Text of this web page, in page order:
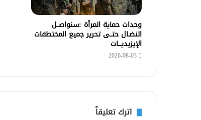
وحدات حماية المرأة :سنواصــل
النضـال حتــى تحرير جميع المختطفات
الإيزيديـــات
2026-08-03
اترك تعليقاً